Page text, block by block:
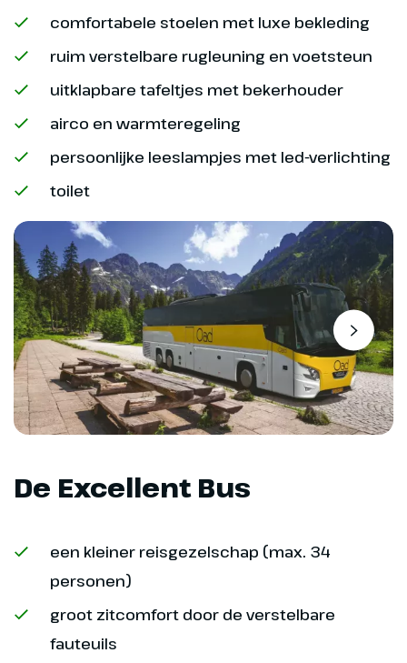
Highland Line
Dag 8
Strathspey Railway,
Highland Folkland Museum
85 km
Na het ontbijt rijden we naar
Railway naar Broomhill. Aan boord
van de stoomtrein genieten we
op de Cairngorms National Park
comfortabele stoelen met luxe bekleding
ruim verstelbare rugleuning en voetsteun
uitklapbare tafeltjes met bekerhouder
airco en warmteregeling
persoonlijke leeslampjes met led-verlichting
toilet
De Excellent Bus
een kleiner reisgezelschap (max. 34
personen)
groot zitcomfort door de verstelbare
fauteuils